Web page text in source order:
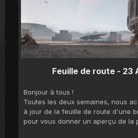
Feuille de route - 23
Bonjour à tous !
Toutes les deux semaines, nous
à jour de la feuille de route d'une
pour vous donner un aperçu de la